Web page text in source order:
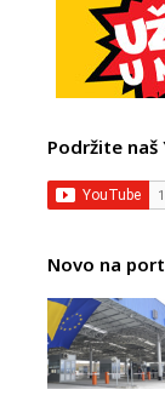
Podržite naš
Novo na